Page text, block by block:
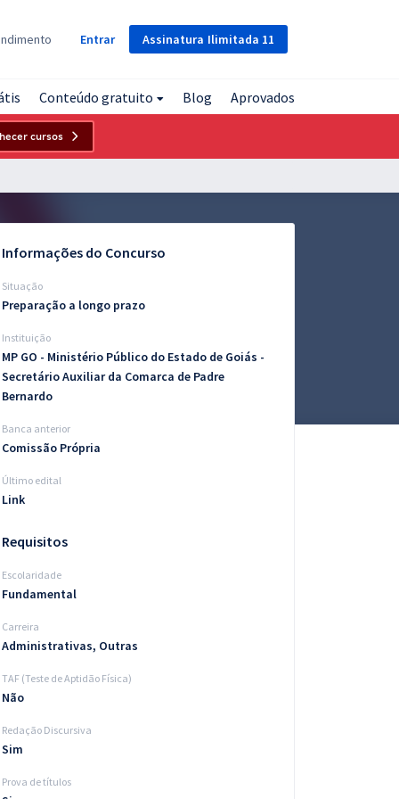
Assinatura Ilimitada 11
Entrar
Conteúdo gratuito Blog Aprovados
cursos
Informações do Concurso
Situação
Preparação a longo prazo
Instituição
MP GO - Ministério Público do Estado de Goiás -
Secretário Auxiliar da Comarca de Padre
Bernardo
Banca anterior
Comissão Própria
Último edital
Link
Requisitos
Escolaridade
Fundamental
Carreira
Administrativas, Outras
TAF (Teste de Aptidão Física)
Não
Redação Discursiva
Sim
Prova de títulos